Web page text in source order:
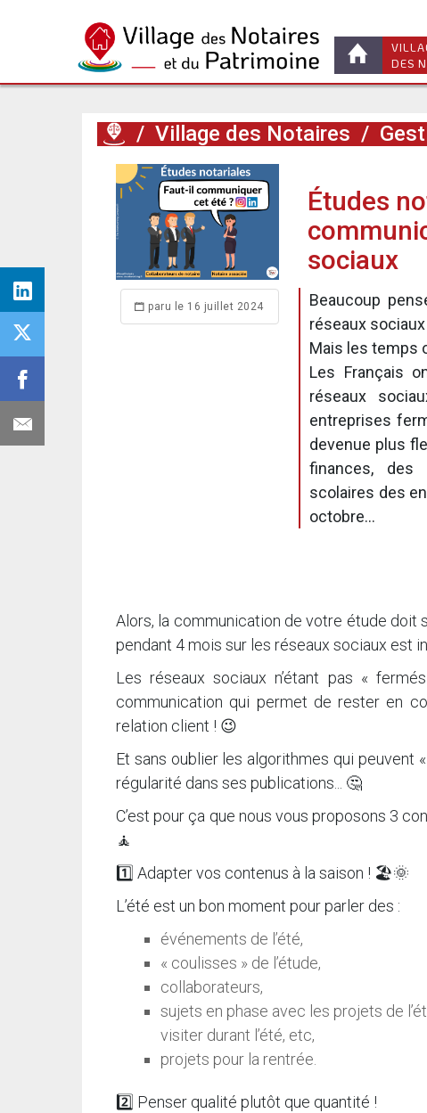
DES
/ Village des Notaires /
paru le 16 juillet 2024
Études
sociaux
Beaucoup
réseaux sociaux
Mais les temps
Les Français
réseaux
entreprises
devenue plus
finances, des
scolaires des
octobre...
Alors, la communication de votre étude doit
pendant 4 mois sur les réseaux sociaux est
Les réseaux sociaux n’étant pas «
communication qui permet de rester en
relation client ! 😉
Et sans oublier les algorithmes qui peuvent
régularité dans ses publications... 🤔
C’est pour ça que nous vous proposons 3
🧘
1️⃣ Adapter vos contenus à la saison ! 🏖🌞
L’été est un bon moment pour parler des :
événements de l’été,
« coulisses » de l’étude,
collaborateurs,
sujets en phase avec les projets de
visiter durant l’été, etc,
projets pour la rentrée.
2️⃣ Penser qualité plutôt que quantité !